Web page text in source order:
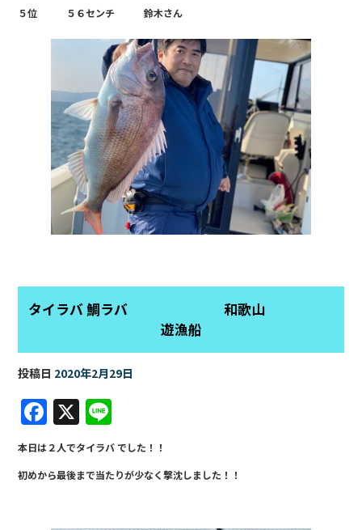
５位 ５６センチ 鈴木さん
タイラバ 鯛ラバ 和歌山
遊漁船
投稿日 2020年2月29日
F
a
c
e
X
n
e
本日は２人でタイラバ でした！！
初めから最後まで当たりが少なく撃沈しました！！